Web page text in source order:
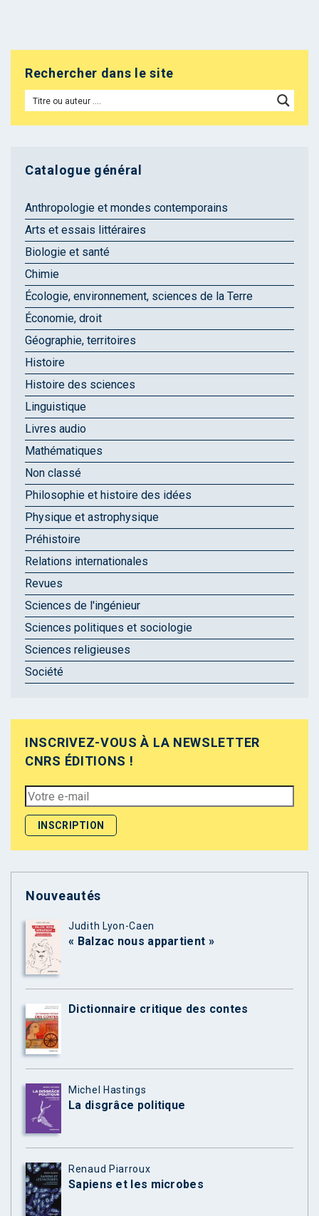
Rechercher dans le site
Catalogue général
Anthropologie et mondes contemporains
Arts et essais littéraires
Biologie et santé
Chimie
Écologie, environnement, sciences de la Terre
Économie, droit
Géographie, territoires
Histoire
Histoire des sciences
Linguistique
Livres audio
Mathématiques
Non classé
Philosophie et histoire des idées
Physique et astrophysique
Préhistoire
Relations internationales
Revues
Sciences de l'ingénieur
Sciences politiques et sociologie
Sciences religieuses
Société
INSCRIVEZ-VOUS À LA NEWSLETTER
CNRS ÉDITIONS !
Nouveautés
Judith Lyon-Caen
« Balzac nous appartient »
Dictionnaire critique des contes
Michel Hastings
La disgrâce politique
Renaud Piarroux
Sapiens et les microbes